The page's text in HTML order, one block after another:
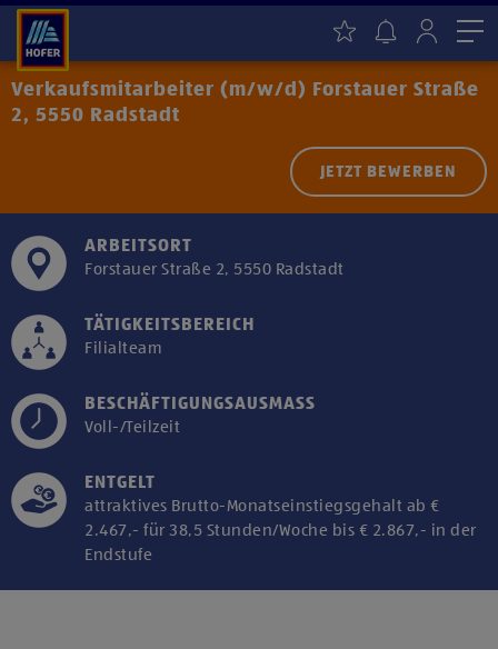
Verkaufsmitarbeiter (m/w/d) Forstauer Straße
2, 5550 Radstadt
JETZT BEWERBEN
ARBEITSORT
Forstauer Straße 2, 5550 Radstadt
TÄTIGKEITSBEREICH
Filialteam
BESCHÄFTIGUNGSAUSMASS
Voll-/Teilzeit
ENTGELT
attraktives Brutto-Monatseinstiegsgehalt ab €
2.467,- für 38,5 Stunden/Woche bis € 2.867,- in der
Endstufe